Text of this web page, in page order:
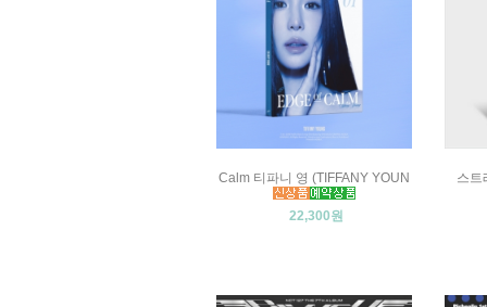
Calm 티파니 영 (TIFFANY YOUN
22,300원
스트